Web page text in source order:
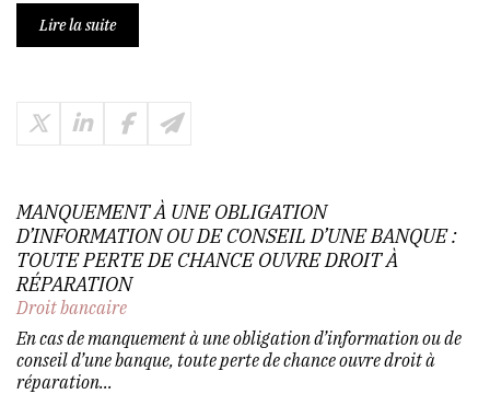
Lire la suite
MANQUEMENT À UNE OBLIGATION
D’INFORMATION OU DE CONSEIL D’UNE BANQUE :
TOUTE PERTE DE CHANCE OUVRE DROIT À
RÉPARATION
Droit bancaire
En cas de manquement à une obligation d’information ou de
conseil d’une banque, toute perte de chance ouvre droit à
réparation...